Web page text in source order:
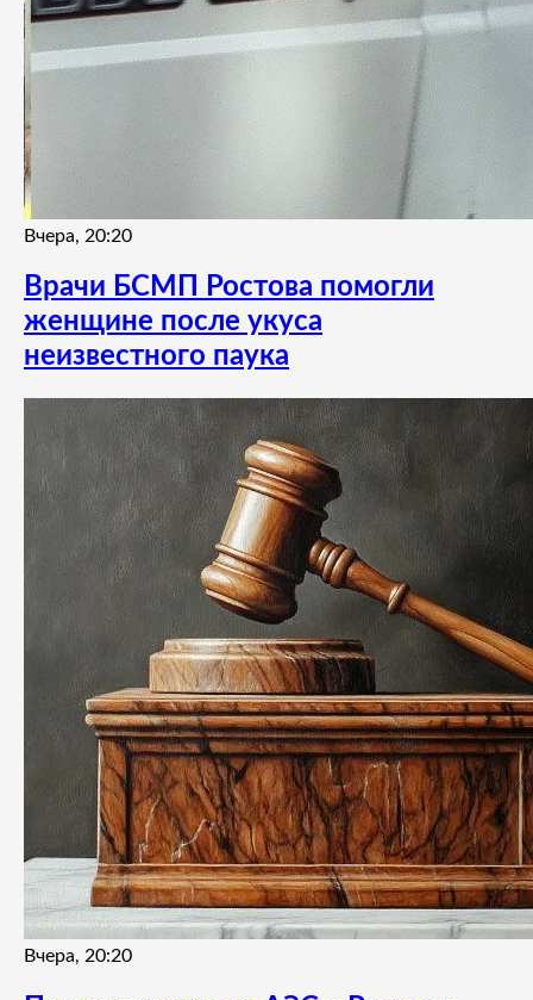
Вчера, 20:20
Врачи БСМП Ростова помогли
женщине после укуса
неизвестного паука
Вчера, 20:20